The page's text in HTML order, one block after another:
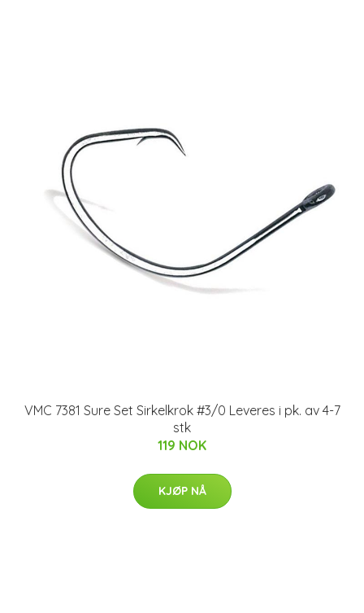
VMC 7381 Sure Set Sirkelkrok #3/0 Leveres i pk. av 4-7
stk
119 NOK
KJØP NÅ